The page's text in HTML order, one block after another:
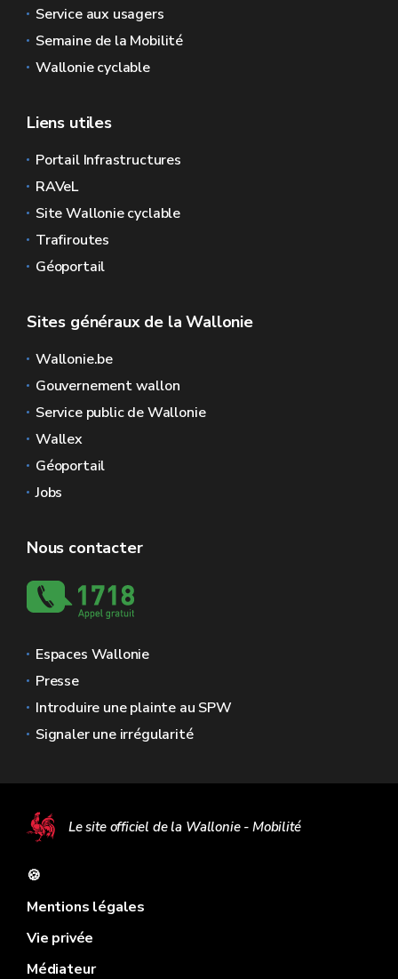
Service aux usagers
Semaine de la Mobilité
Wallonie cyclable
Liens utiles
Portail Infrastructures
RAVeL
Site Wallonie cyclable
Trafiroutes
Géoportail
Sites généraux de la Wallonie
Wallonie.be
Gouvernement wallon
Service public de Wallonie
Wallex
Géoportail
Jobs
Nous contacter
Espaces Wallonie
Presse
Introduire une plainte au SPW
Signaler une irrégularité
Le site officiel de la Wallonie - Mobilité
🍪
Mentions légales
Vie privée
Médiateur